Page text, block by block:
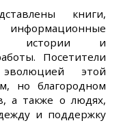
книги,
истории и
Посетители
этой
но благородном
а также о людях,
и поддержку